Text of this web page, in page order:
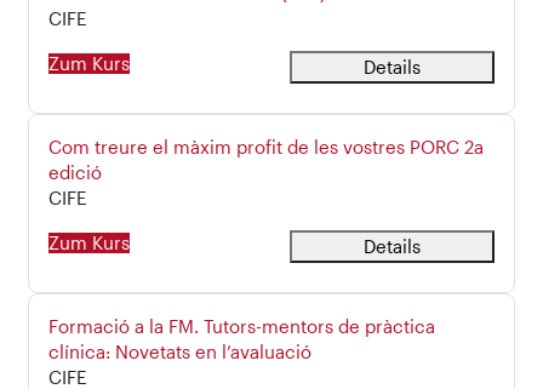
Kursbereich
CIFE
Zum Kurs Details
Kursname
Com treure el màxim profit de les vostres PORC 2a
edició
Kursbereich
CIFE
Zum Kurs Details
Kursname
Formació a la FM. Tutors-mentors de pràctica
clínica: Novetats en l’avaluació
Kursbereich
CIFE